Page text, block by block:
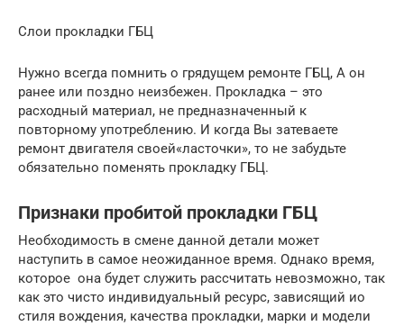
Слои прокладки ГБЦ
Нужно всегда помнить о грядущем ремонте ГБЦ, А он
ранее или поздно неизбежен. Прокладка – это
расходный материал, не предназначенный к
повторному употреблению. И когда Вы затеваете
ремонт двигателя своей«ласточки», то не забудьте
обязательно поменять прокладку ГБЦ.
Признаки пробитой прокладки ГБЦ
Необходимость в смене данной детали может
наступить в самое неожиданное время. Однако время,
которое она будет служить рассчитать невозможно, так
как это чисто индивидуальный ресурс, зависящий ио
стиля вождения, качества прокладки, марки и модели